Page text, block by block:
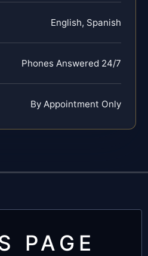
English, Spanish
Phones Answered 24/7
By Appointment Only
PAGE